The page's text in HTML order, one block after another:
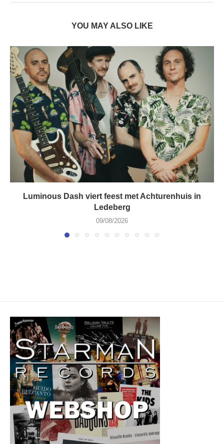
YOU MAY ALSO LIKE
Luminous Dash viert feest met Achturenhuis in
Ledeberg
09/08/2026